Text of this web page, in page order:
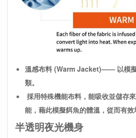
溫感布料 (Warm Jacket)—— 以模
類。
採用特殊機能布料，能吸收並儲存
能，藉此模擬餌魚的體溫，從而有效
半透明夜光機身